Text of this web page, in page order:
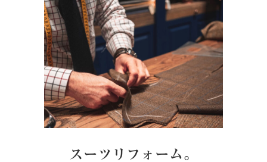
スーツリフォーム。